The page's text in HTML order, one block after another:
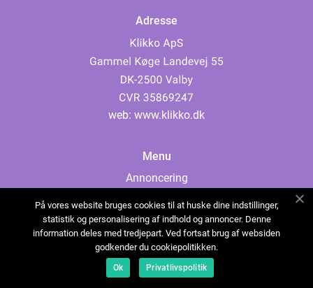
Adresse
web: www.klikko.dk
Menu
Annoncering
Cookies
Kontakt os
Sitemap
På vores website bruges cookies til at huske dine indstillinger,
statistik og personalisering af indhold og annoncer. Denne
information deles med tredjepart. Ved fortsat brug af websiden
godkender du cookiepolitikken.
Ok Privatlivspolitik